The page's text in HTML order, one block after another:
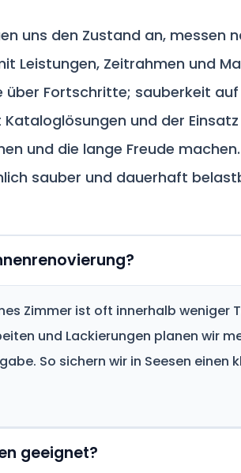
uns den Zustand an, messen
Leistungen, Zeitrahmen und
über Fortschritte; sauberkeit
und der
und die lange Freude
sauber und dauerhaft
Zimmer ist oft innerhalb weniger
und Lackierungen planen wir
So sichern wir in Seesen
geeignet?